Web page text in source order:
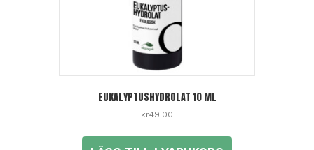
EUKALYPTUSHYDROLAT 10 ML
kr49.00